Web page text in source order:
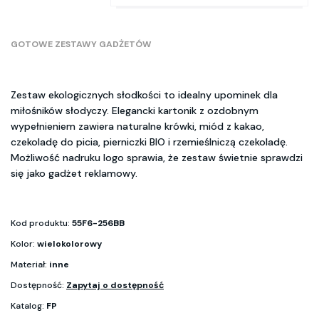
GOTOWE ZESTAWY GADŻETÓW
Zestaw ekologicznych słodkości to idealny upominek dla
miłośników słodyczy. Elegancki kartonik z ozdobnym
wypełnieniem zawiera naturalne krówki, miód z kakao,
czekoladę do picia, pierniczki BIO i rzemieślniczą czekoladę.
Możliwość nadruku logo sprawia, że zestaw świetnie sprawdzi
się jako gadżet reklamowy.
Kod produktu: 55F6-256BB
Kolor: wielokolorowy
Materiał: inne
Dostępność: Zapytaj o dostępność
Katalog: FP